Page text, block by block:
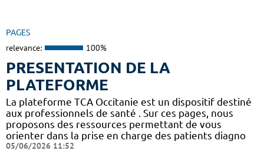
PAGES
relevance: 100%
PRESENTATION DE LA
PLATEFORME
La plateforme TCA Occitanie est un dispositif destiné
aux professionnels de santé . Sur ces pages, nous
proposons des ressources permettant de vous
orienter dans la prise en charge des patients diagno
05/06/2026 11:52